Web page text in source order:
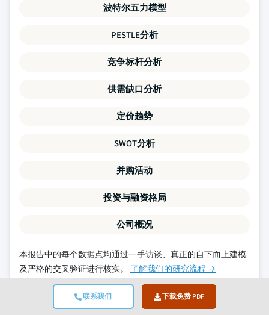
联系我们 下载免费 PDF
波特尔五力模型
PESTLE分析
竞争标杆分析
供需缺口分析
定价趋势
SWOT分析
并购活动
投资与融资格局
公司概况
本报告中的每个数据点均通过一手访谈、真正的自下而上建模
及严格的交叉验证进行核实。 了解我们的研究流程 →